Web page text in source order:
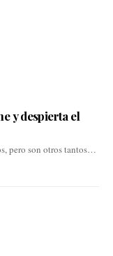
y despierta el
pero son otros tantos…